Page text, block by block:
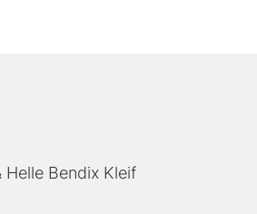
Helle Bendix Kleif